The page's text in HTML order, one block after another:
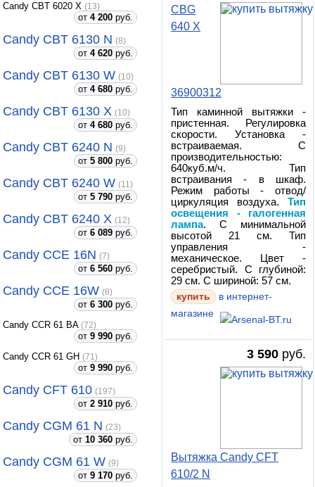
Candy CBT 6020 X (13)
от 4 200 руб.
Candy CBT 6130 N (8)
от 4 620 руб.
Candy CBT 6130 W (10)
от 4 680 руб.
Candy CBT 6130 X (10)
от 4 680 руб.
Candy CBT 6240 N (9)
от 5 800 руб.
Candy CBT 6240 W (11)
от 5 790 руб.
Candy CBT 6240 X (12)
от 6 089 руб.
Candy CCE 16N (7)
от 6 560 руб.
Candy CCE 16W (8)
от 6 300 руб.
Candy CCR 61 BA (72)
от 9 990 руб.
Candy CCR 61 GH (71)
от 9 990 руб.
Candy CFT 610 (197)
от 2 910 руб.
Candy CGM 61 N (23)
от 10 360 руб.
Candy CGM 61 W (9)
от 9 170 руб.
CBG
640 X
36900312
Тип каминной вытяжки -
пристенная. Регулировка
скорости. Установка -
встраиваемая. С
производительностью:
640куб.м/ч. Тип
встраивания - в шкаф.
Режим работы - отвод/
циркуляция воздуха.Тип
освещения - галогенная
лампа. С минимальной
высотой 21 см. Тип
управления -
механическое. Цвет -
серебристый. С глубиной:
29 см. С шириной: 57 см.
купить
в интернет-
магазине
3 590 руб.
Вытяжка Candy CFT
610/2 N